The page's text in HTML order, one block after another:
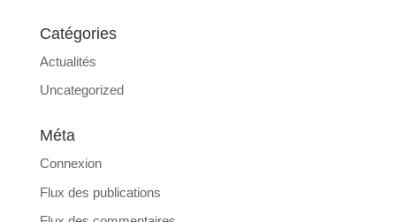
Catégories
Actualités
Uncategorized
Méta
Connexion
Flux des publications